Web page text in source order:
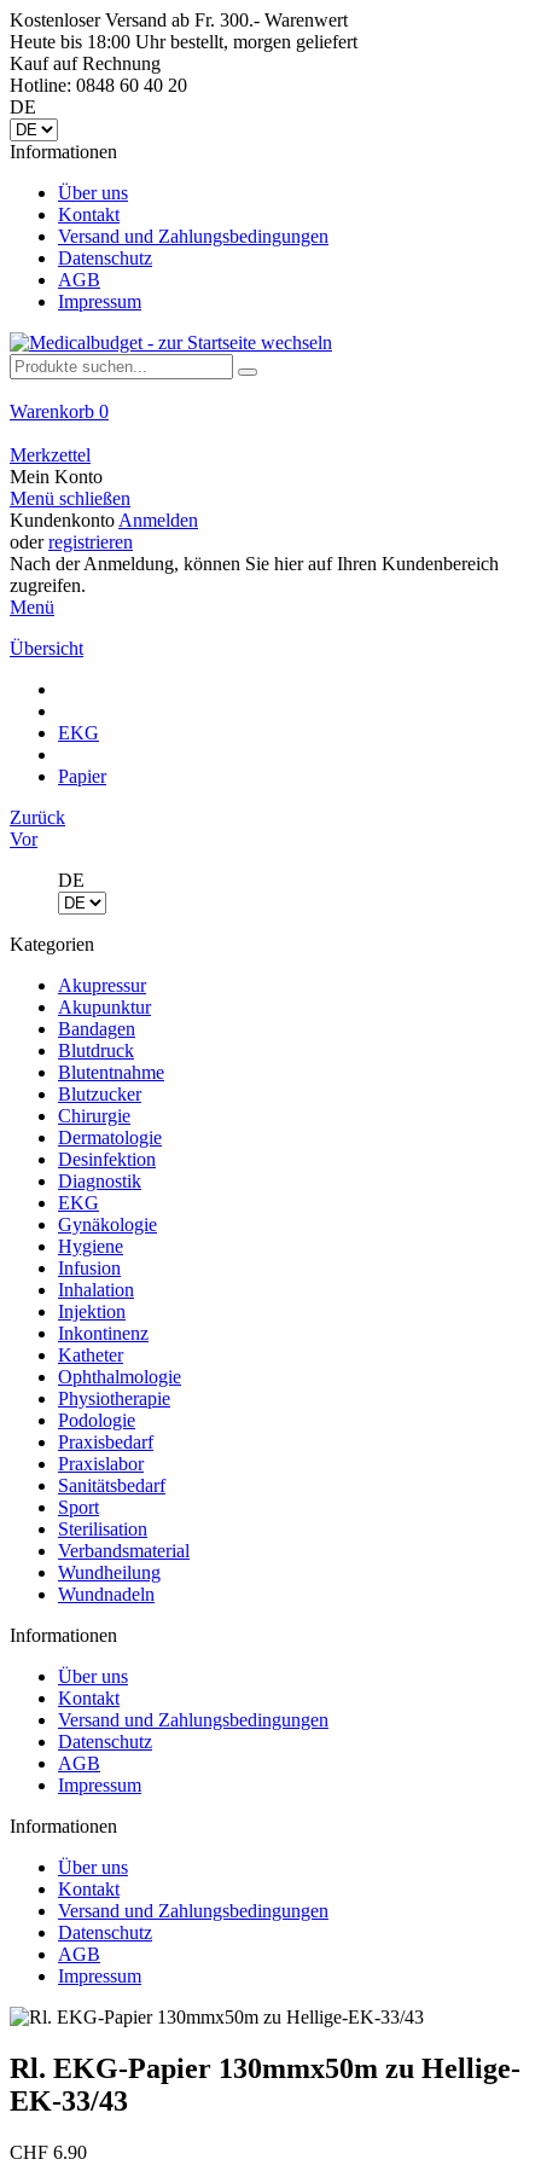
Kostenloser Versand ab Fr. 300.- Warenwert
Heute bis 18:00 Uhr bestellt, morgen geliefert
Kauf auf Rechnung
Hotline: 0848 60 40 20
DE
Informationen
Über uns
Kontakt
Versand und Zahlungsbedingungen
Datenschutz
AGB
Impressum
Warenkorb 0
Merkzettel
Mein Konto
Menü schließen
Kundenkonto Anmelden
oderregistrieren
Nach der Anmeldung, können Sie hier auf Ihren Kundenbereich
zugreifen.
Menü
Übersicht
EKG
Papier
Zurück
Vor
DE
Kategorien
Akupressur
Akupunktur
Bandagen
Blutdruck
Blutentnahme
Blutzucker
Chirurgie
Dermatologie
Desinfektion
Diagnostik
EKG
Gynäkologie
Hygiene
Infusion
Inhalation
Injektion
Inkontinenz
Katheter
Ophthalmologie
Physiotherapie
Podologie
Praxisbedarf
Praxislabor
Sanitätsbedarf
Sport
Sterilisation
Verbandsmaterial
Wundheilung
Wundnadeln
Informationen
Über uns
Kontakt
Versand und Zahlungsbedingungen
Datenschutz
AGB
Impressum
Informationen
Über uns
Kontakt
Versand und Zahlungsbedingungen
Datenschutz
AGB
Impressum
Rl. EKG-Papier 130mmx50m zu Hellige-
EK-33/43
CHF 6.90